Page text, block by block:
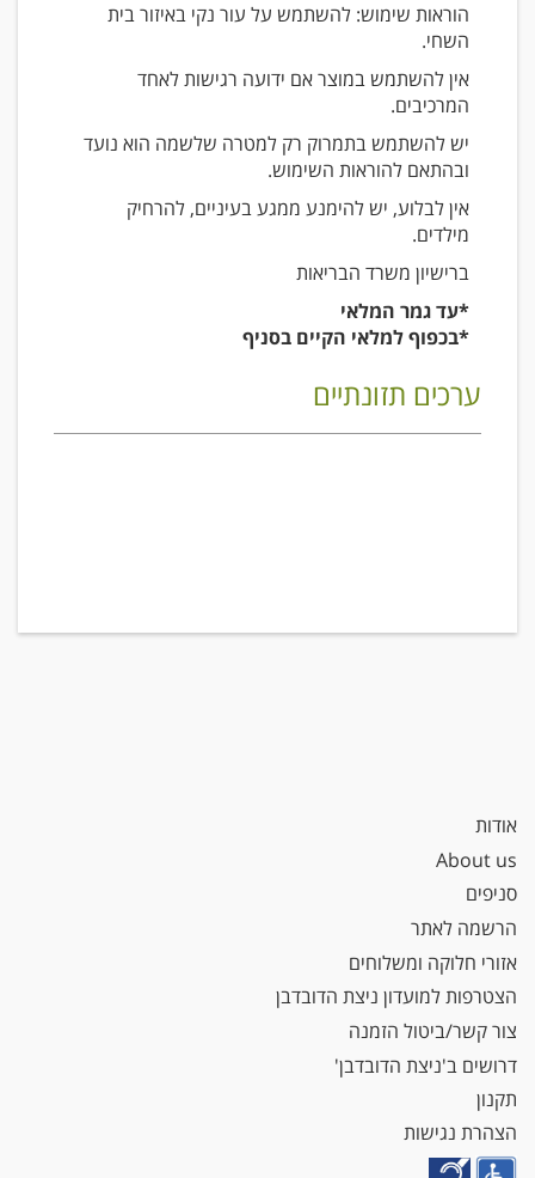
הוראות שימוש: להשתמש על עור נקי באיזור בית
השחי.
אין להשתמש במוצר אם ידועה רגישות לאחד
המרכיבים.
יש להשתמש בתמרוק רק למטרה שלשמה הוא נועד
ובהתאם להוראות השימוש.
אין לבלוע, יש להימנע ממגע בעיניים, להרחיק
מילדים.
ברישיון משרד הבריאות
*עד גמר המלאי
*בכפוף למלאי הקיים בסניף
ערכים תזונתיים
אודות
About us
סניפים
הרשמה לאתר
אזורי חלוקה ומשלוחים
הצטרפות למועדון ניצת הדובדבן
צור קשר/ביטול הזמנה
דרושים ב'ניצת הדובדבן'
תקנון
הצהרת נגישות